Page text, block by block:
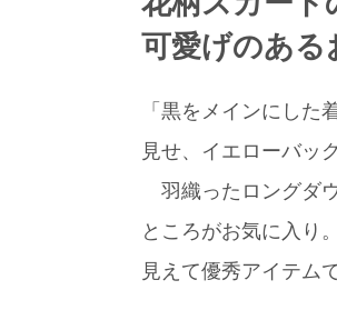
可愛げのあ
「黒をメインにし
見せ、イエローバッ
羽織ったロングダ
ところがお気に入り
見えて優秀アイテム